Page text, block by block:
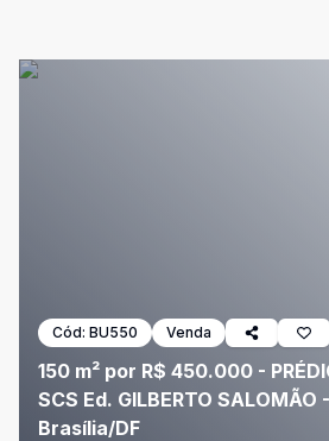
Cód: BU550 Venda
150 m² por R$ 450.000 -
SCS Ed. GILBERTO SALOMÃO
Brasília/DF